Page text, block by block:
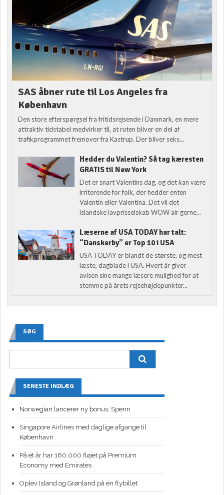
SAS åbner rute til Los Angeles fra
København
Den store efterspørgsel fra fritidsrejsende i Danmark, en mere
attraktiv tidstabel medvirker til, at ruten bliver en del af
trafikprogrammet fremover fra Kastrup. Der bliver seks...
Hedder du Valentin? Så tag kæresten
GRATIS til New York
Det er snart Valentins dag, og det kan være
irriterende for folk, der hedder enten
Valentin eller Valentina. Det vil det
islandske lavprisselskab WOW air gerne...
Læserne af USA TODAY har talt:
“Danskerby” er Top 10 i USA
USA TODAY er blandt de største, og mest
læste, dagblade i USA. Hvert år giver
avisen sine mange læsere mulighed for at
stemme på årets rejsehøjdepunkter...
SØG
SENESTE INDLÆG
Norwegian lancerer ny bonus: Spenn
Singapore Airlines med daglige afgange til
København
På ét år har 160.000 fløjet på Premium
Economy med Emirates
Oplev Island og Grønland på én flybillet